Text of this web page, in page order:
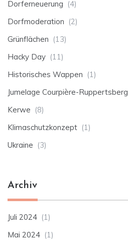
Dorferneuerung (4)
Dorfmoderation (2)
Grünflächen (13)
Hacky Day (11)
Historisches Wappen (1)
Jumelage Courpière-Ruppertsberg
Kerwe (8)
Klimaschutzkonzept (1)
Ukraine (3)
Archiv
Juli 2024 (1)
Mai 2024 (1)